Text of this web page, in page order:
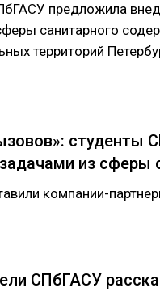
предложила
санитарного
территорий
студенты
из сферы
компании-
СПбГАСУ